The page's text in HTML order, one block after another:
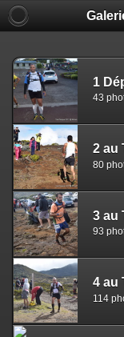
1
43
2 au
80
3 au
93
4 au
114